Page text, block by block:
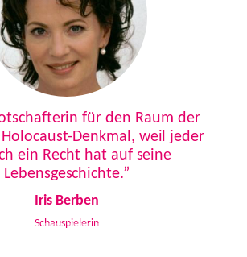
für den Raum der
Denkmal, weil jeder
ein Recht hat auf seine
Lebensgeschichte.”
Iris Berben
Schauspielerin